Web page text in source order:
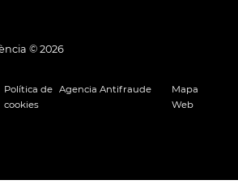
© 2026
Política de
cookies
Agencia Antifraude
Mapa
Web